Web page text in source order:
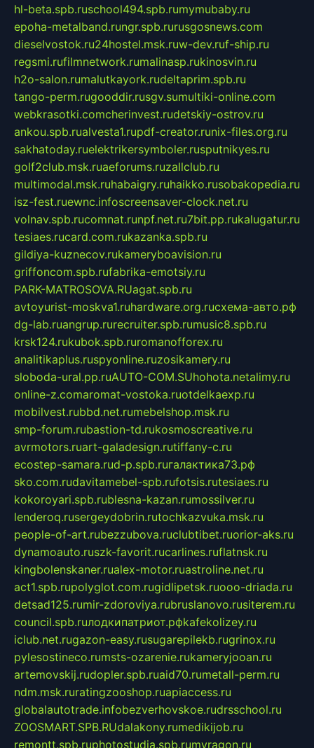
hl-beta.spb.ruschool494.spb.rumymubaby.ru
epoha-metalband.rungr.spb.rurusgosnews.com
dieselvostok.ru24hostel.msk.ruw-dev.ruf-ship.ru
regsmi.rufilmnetwork.rumalinasp.rukinosvin.ru
h2o-salon.rumalutkayork.rudeltaprim.spb.ru
tango-perm.rugooddir.rusgv.sumultiki-online.com
webkrasotki.comcherinvest.rudetskiy-ostrov.ru
ankou.spb.rualvesta1.rupdf-creator.runix-files.org.ru
sakhatoday.ruelektrikersymboler.rusputnikyes.ru
golf2club.msk.ruaeforums.ruzallclub.ru
multimodal.msk.ruhabaigry.ruhaikko.rusobakopedia.ru
isz-fest.ruewnc.infoscreensaver-clock.net.ru
volnav.spb.rucomnat.runpf.net.ru7bit.pp.rukalugatur.ru
tesiaes.rucard.com.rukazanka.spb.ru
gildiya-kuznecov.rukameryboavision.ru
griffoncom.spb.rufabrika-emotsiy.ru
PARK-MATROSOVA.RUagat.spb.ru
avtoyurist-moskva1.ruhardware.org.ruсхема-авто.рф
dg-lab.ruangrup.rurecruiter.spb.rumusic8.spb.ru
krsk124.rukubok.spb.ruromanofforex.ru
analitikaplus.ruspyonline.ruzosikamery.ru
sloboda-ural.pp.ruAUTO-COM.SUhohota.netalimy.ru
online-z.comaromat-vostoka.ruotdelkaexp.ru
mobilvest.rubbd.net.rumebelshop.msk.ru
smp-forum.rubastion-td.rukosmoscreative.ru
avrmotors.ruart-galadesign.rutiffany-c.ru
ecostep-samara.rud-p.spb.ruгалактика73.рф
sko.com.rudavitamebel-spb.rufotsis.rutesiaes.ru
kokoroyari.spb.rublesna-kazan.rumossilver.ru
lenderoq.rusergeydobrin.rutochkazvuka.msk.ru
people-of-art.rubezzubova.ruclubtibet.ruorior-aks.ru
dynamoauto.ruszk-favorit.rucarlines.ruflatnsk.ru
kingbolenskaner.rualex-motor.ruastroline.net.ru
act1.spb.rupolyglot.com.rugidlipetsk.ruooo-driada.ru
detsad125.rumir-zdoroviya.rubruslanovo.rusiterem.ru
council.spb.ruлодкипатриот.рфkafekolizey.ru
iclub.net.rugazon-easy.rusugarepilekb.rugrinox.ru
pylesostineco.rumsts-ozarenie.rukameryjooan.ru
artemovskij.rudopler.spb.ruaid70.rumetall-perm.ru
ndm.msk.ruratingzooshop.ruapiaccess.ru
globalautotrade.infobezverhovskoe.rudrsschool.ru
ZOOSMART.SPB.RUdalakony.rumedikijob.ru
remontt.spb.ruphotostudia.spb.rumyragon.ru